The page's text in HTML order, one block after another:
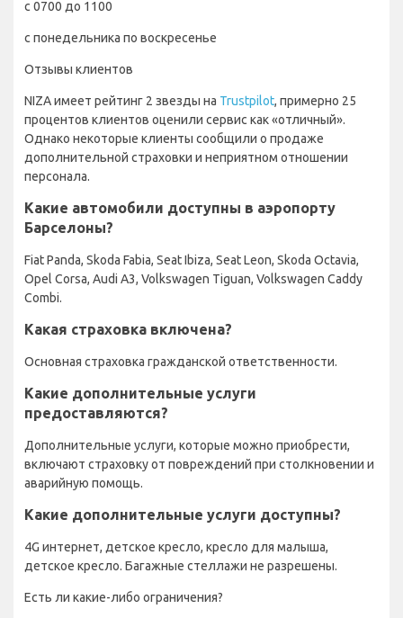
с 0700 до 1100
с понедельника по воскресенье
Отзывы клиентов
NIZA имеет рейтинг 2 звезды на Trustpilot, примерно 25
процентов клиентов оценили сервис как «отличный».
Однако некоторые клиенты сообщили о продаже
дополнительной страховки и неприятном отношении
персонала.
Какие автомобили доступны в аэропорту
Барселоны?
Fiat Panda, Skoda Fabia, Seat Ibiza, Seat Leon, Skoda Octavia,
Opel Corsa, Audi A3, Volkswagen Tiguan, Volkswagen Caddy
Combi.
Какая страховка включена?
Основная страховка гражданской ответственности.
Какие дополнительные услуги
предоставляются?
Дополнительные услуги, которые можно приобрести,
включают страховку от повреждений при столкновении и
аварийную помощь.
Какие дополнительные услуги доступны?
4G интернет, детское кресло, кресло для малыша,
детское кресло. Багажные стеллажи не разрешены.
Есть ли какие-либо ограничения?